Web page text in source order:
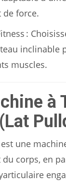
force.
:
inclinable
muscles.
à
une
corps, en